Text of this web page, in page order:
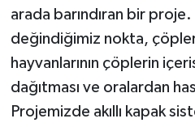
arada barındıran bir proje.
değindiğimiz nokta,
hayvanlarının çöplerin
dağıtması ve oralardan
Projemizde akıllı kapak